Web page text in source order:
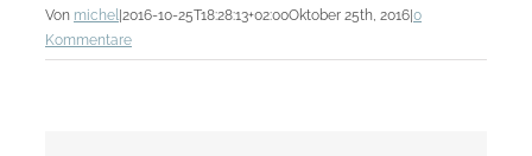
Von michel |2016-10-25T18:28:13+02:00Oktober 25th, 2016|0
Kommentare